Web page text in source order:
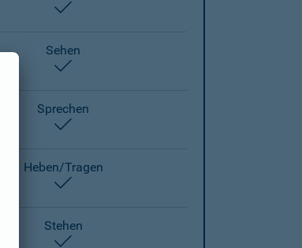
Sehen
Sprechen
Heben/Tragen
Stehen